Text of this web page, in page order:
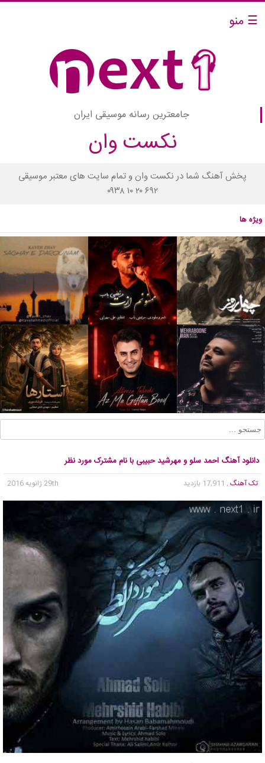
☰ منو
جامعترین رسانه موسیقی ایران
نکست وان
پخش آهنگ شما در نکست وان و تمام سایت های معتبر موسیقی
۰۹۳۸ ۱۰ ۲۰ ۶۹۲
ویژه ها
دانلود آهنگ احمد سلو و مهرشید حبیبی با نام مشترک مورد نظر
تک آهنگ , 17,911 بازدید 29th ژانویه 2016